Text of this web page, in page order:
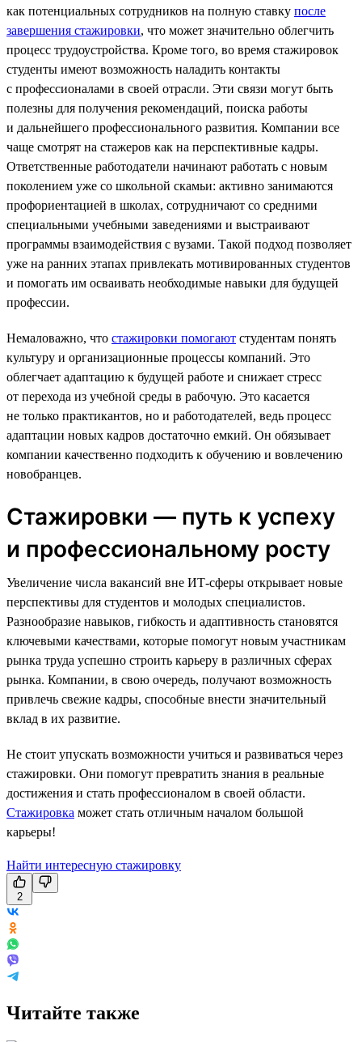
как потенциальных сотрудников на полную ставку после
завершения стажировки, что может значительно облегчить
процесс трудоустройства​. Кроме того, во время стажировок
студенты имеют возможность наладить контакты
с профессионалами в своей отрасли. Эти связи могут быть
полезны для получения рекомендаций, поиска работы
и дальнейшего профессионального развития. Компании все
чаще смотрят на стажеров как на перспективные кадры.
Ответственные работодатели начинают работать с новым
поколением уже со школьной скамьи: активно занимаются
профориентацией в школах, сотрудничают со средними
специальными учебными заведениями и выстраивают
программы взаимодействия с вузами. Такой подход позволяет
уже на ранних этапах привлекать мотивированных студентов
и помогать им осваивать необходимые навыки для будущей
профессии.
Немаловажно, что стажировки помогают студентам понять
культуру и организационные процессы компаний. Это
облегчает адаптацию к будущей работе и снижает стресс
от перехода из учебной среды в рабочую. Это касается
не только практикантов, но и работодателей, ведь процесс
адаптации новых кадров достаточно емкий. Он обязывает
компании качественно подходить к обучению и вовлечению
новобранцев.
Стажировки — путь к успеху
и профессиональному росту
Увеличение числа вакансий вне ИТ-сферы открывает новые
перспективы для студентов и молодых специалистов.
Разнообразие навыков, гибкость и адаптивность становятся
ключевыми качествами, которые помогут новым участникам
рынка труда успешно строить карьеру в различных сферах
рынка. Компании, в свою очередь, получают возможность
привлечь свежие кадры, способные внести значительный
вклад в их развитие.
Не стоит упускать возможности учиться и развиваться через
стажировки. Они помогут превратить знания в реальные
достижения и стать профессионалом в своей области.
Стажировка может стать отличным началом большой
карьеры!
Найти интересную стажировку
2
Читайте также